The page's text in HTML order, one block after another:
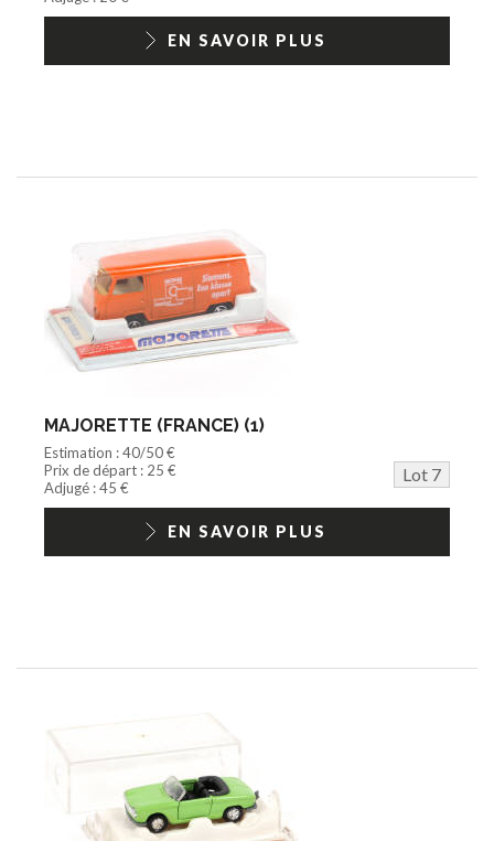
EN SAVOIR PLUS
MAJORETTE (FRANCE) (1)
Estimation : 40/50 €
Prix de départ : 25 €
Lot 7
Adjugé : 45 €
EN SAVOIR PLUS